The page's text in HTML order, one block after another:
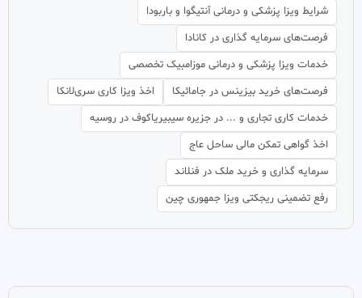
شرایط ویزا پزشکی و درمانی آنتیگوا و باربودا
فرصت‌های سرمایه گذاری در کانادا
خدمات ویزا پزشکی و درمانی موزامبیک تخصصی
فرصت‌های خرید بیزینس در جامائیکا
اخذ ویزا کاری سری‌لانکا
خدمات کاری تجاری و ... در جزیره سیبیریاکوف در روسیه
اخذ گواهی تمکن مالی ساحل عاج
سرمایه گذاری و خرید ملک در فنلاند
رفع تضمینی ریجکتی ویزا جمهوری چین